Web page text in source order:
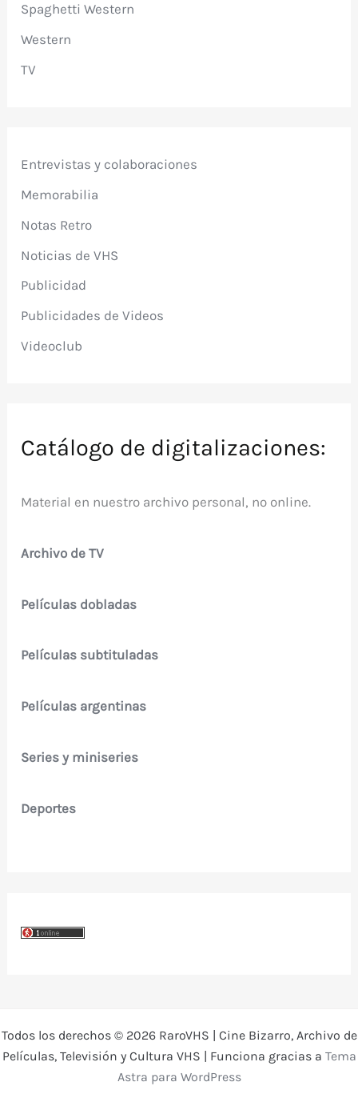
Spaghetti Western
Western
TV
Entrevistas y colaboraciones
Memorabilia
Notas Retro
Noticias de VHS
Publicidad
Publicidades de Videos
Videoclub
Catálogo de digitalizaciones:
Material en nuestro archivo personal, no online.
Archivo de TV
Películas dobladas
Películas subtituladas
Películas argentinas
Series y miniseries
Deportes
Todos los derechos © 2026 RaroVHS | Cine Bizarro, Archivo de
Películas, Televisión y Cultura VHS | Funciona gracias a Tema
Astra para WordPress